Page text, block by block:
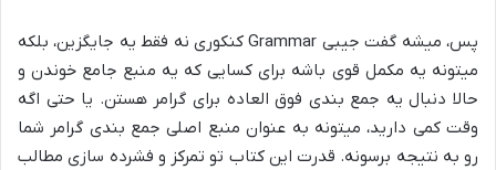
پس، میشه گفت جیبی Grammar کنکوری نه فقط یه جایگزین، بلکه
میتونه یه مکمل قوی باشه برای کسایی که یه منبع جامع خوندن و
حالا دنبال یه جمع بندی فوق العاده برای گرامر هستن. یا حتی اگه
وقت کمی دارید، میتونه به عنوان منبع اصلی جمع بندی گرامر شما
رو به نتیجه برسونه. قدرت این کتاب تو تمرکز و فشرده سازی مطالب